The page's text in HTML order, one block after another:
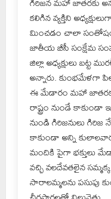
కలిగిన వ్యక్తిని
మించడం చాలా
జాతీయ బీసీ సంక్షేమ
జిల్లా అధ్యక్షులు బట్ట
అన్నారు. కుంభమేళగా
ఈ మేడారం మహా
రాష్ట్రం నుండే కాకుండా
నుండి గిరిజనులు గిరిజ
కాకుండా అన్ని
మందికి పైగా భక్తులు
వచ్చి వలదేవతలైన సమ్మక్క
సారాలమ్మలను పసుపు